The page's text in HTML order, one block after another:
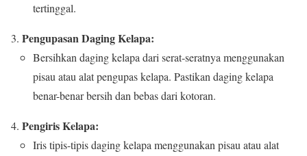
tertinggal.
Pengupasan Daging Kelapa:
Bersihkan daging kelapa dari serat-seratnya menggunakan
pisau atau alat pengupas kelapa. Pastikan daging kelapa
benar-benar bersih dan bebas dari kotoran.
Pengiris Kelapa:
Iris tipis-tipis daging kelapa menggunakan pisau atau alat